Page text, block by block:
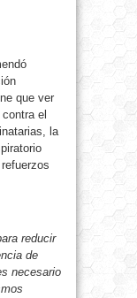
que ver
el
la
reducir
de
necesario